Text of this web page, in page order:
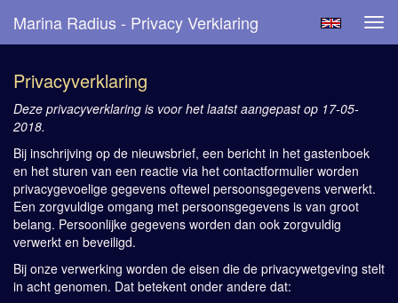
Marina Radius - Privacy Verklaring
Privacyverklaring
Deze privacyverklaring is voor het laatst aangepast op 17-05-
2018.
Bij inschrijving op de nieuwsbrief, een bericht in het gastenboek
en het sturen van een reactie via het contactformulier worden
privacygevoelige gegevens oftewel persoonsgegevens verwerkt.
Een zorgvuldige omgang met persoonsgegevens is van groot
belang. Persoonlijke gegevens worden dan ook zorgvuldig
verwerkt en beveiligd.
Bij onze verwerking worden de eisen die de privacywetgeving stelt
in acht genomen. Dat betekent onder andere dat: